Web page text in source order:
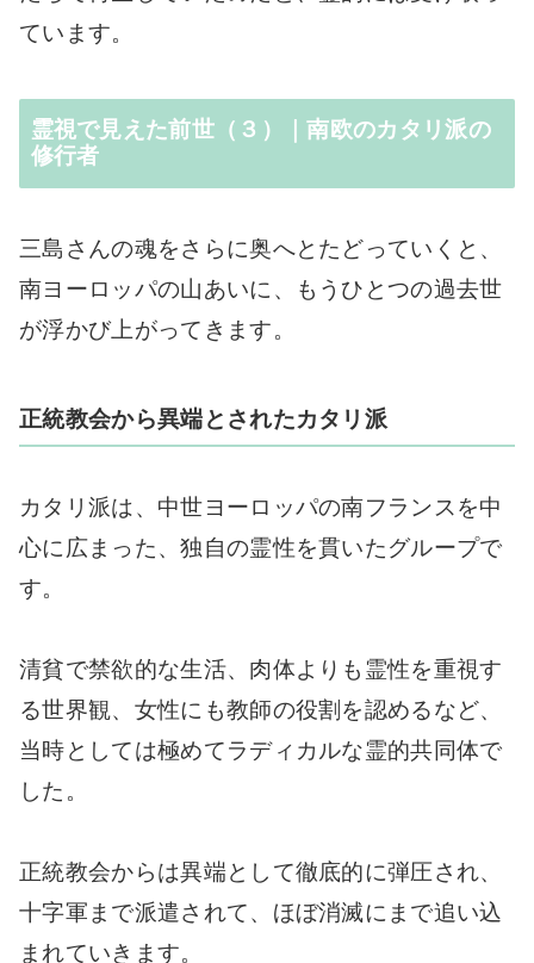
ています。
霊視で見えた前世（３）｜南欧のカタリ派の
修行者
三島さんの魂をさらに奥へとたどっていくと、
南ヨーロッパの山あいに、もうひとつの過去世
が浮かび上がってきます。
正統教会から異端とされたカタリ派
カタリ派は、中世ヨーロッパの南フランスを中
心に広まった、独自の霊性を貫いたグループで
す。
清貧で禁欲的な生活、肉体よりも霊性を重視す
る世界観、女性にも教師の役割を認めるなど、
当時としては極めてラディカルな霊的共同体で
した。
正統教会からは異端として徹底的に弾圧され、
十字軍まで派遣されて、ほぼ消滅にまで追い込
まれていきます。